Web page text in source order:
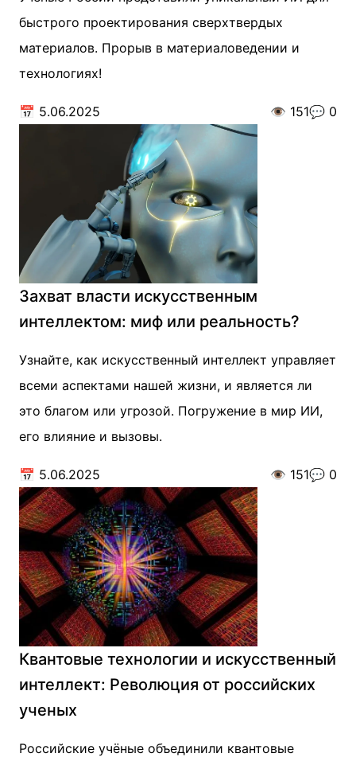
быстрого проектирования сверхтвердых
материалов. Прорыв в материаловедении и
технологиях!
📅 5.06.2025 👁️ 151💬 0
Захват власти искусственным
интеллектом: миф или реальность?
Узнайте, как искусственный интеллект управляет
всеми аспектами нашей жизни, и является ли
это благом или угрозой. Погружение в мир ИИ,
его влияние и вызовы.
📅 5.06.2025 👁️ 151💬 0
Квантовые технологии и искусственный
интеллект: Революция от российских
ученых
Российские учёные объединили квантовые